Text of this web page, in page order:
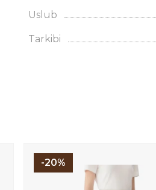
Uslub
Tarkibi
-20%